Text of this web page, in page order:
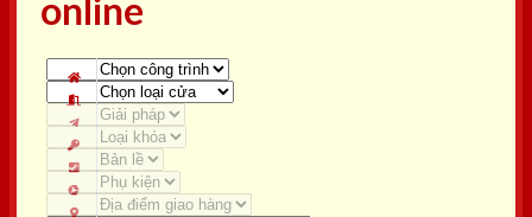
online